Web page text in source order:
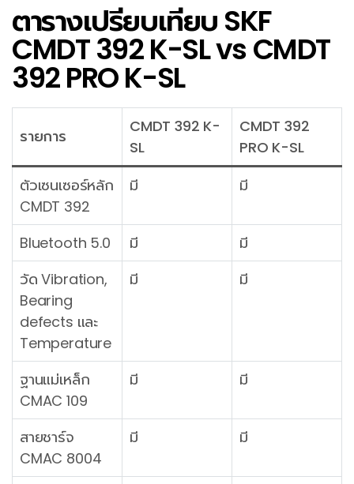
ตารางเปรียบเทียบ SKF
CMDT 392 K-SL vs CMDT
392 PRO K-SL
รายการ
CMDT 392 K-
SL
CMDT 392
PRO K-SL
ตัวเซนเซอร์หลัก
CMDT 392
มี มี
Bluetooth 5.0 มี
มี
วัด Vibration,
Bearing
defects และ
Temperature
มี มี
ฐานแม่เหล็ก
CMAC 109
มี มี
สายชาร์จ
CMAC 8004
มี มี